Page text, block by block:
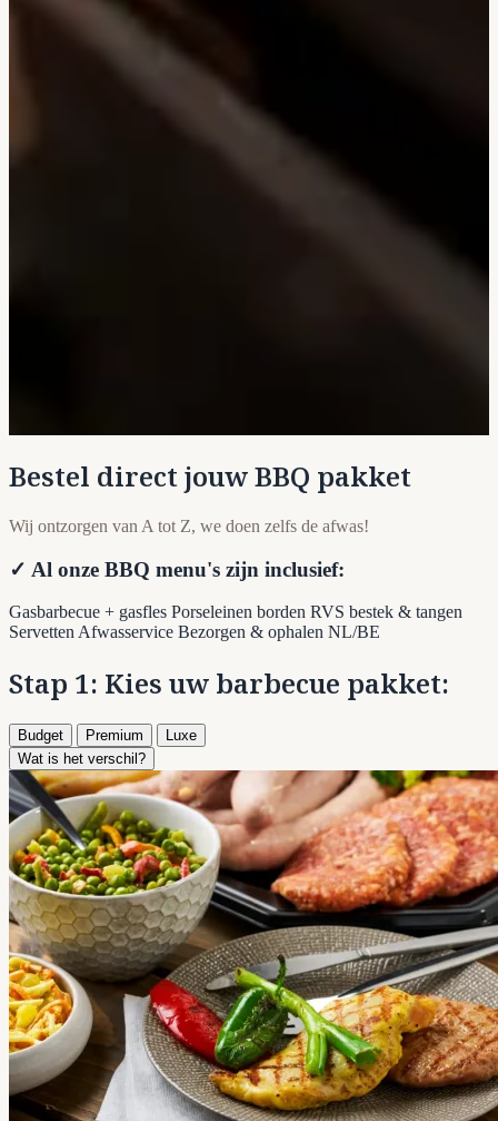
Bestel direct jouw BBQ pakket
Wij ontzorgen van A tot Z, we doen zelfs de afwas!
✓ Al onze BBQ menu's zijn inclusief:
Gasbarbecue + gasfles Porseleinen borden RVS bestek & tangen
ServettenAfwasservice Bezorgen & ophalen NL/BE
Stap 1: Kies uw barbecue pakket:
Budget Premium
Luxe
Wat is het verschil?